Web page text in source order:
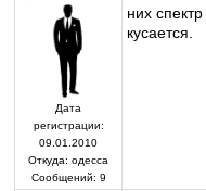
Дата
регистрации:
09.01.2010
Откуда: одесса
Сообщений: 9
них
кусается.